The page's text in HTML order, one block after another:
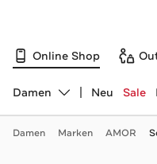
Online Shop
Abteilung ändern,
Damen Neu Sale
Damen Marken AMOR